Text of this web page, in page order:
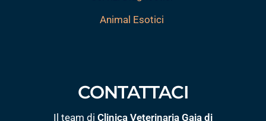
Animal Esotici
CONTATTACI
Il team di Clinica Veterinaria Gaia di